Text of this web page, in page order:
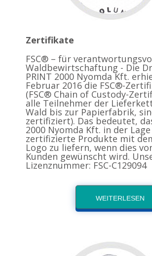
Zertifikate
FSC® – für
Waldbewirtschaftung - Die
PRINT 2000 Nyomda Kft.
Februar 2016 die FSC®-
(FSC® Chain of Custody-
alle Teilnehmer der
Wald bis zur Papierfabrik,
zertifiziert). Das bedeutet,
2000 Nyomda Kft. in der
zertifizierte Produkte mit
Logo zu liefern, wenn dies
Kunden gewünscht wird.
Lizenznummer: FSC-C129094
WEITERLESEN